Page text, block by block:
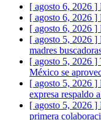
[ agosto 6, 2026 ]
[ agosto 6, 2026 ]
[ agosto 6, 2026 ]
[ agosto 5, 2026 ]
madres
[ agosto 5, 2026 ]
México se
[ agosto 5, 2026 ]
expresa respaldo
[ agosto 5, 2026 ]
primera